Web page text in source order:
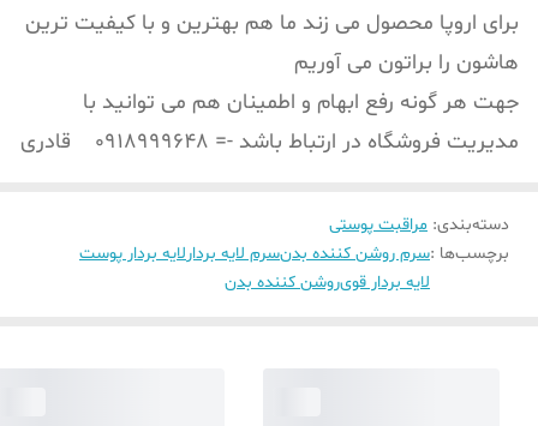
برای اروپا محصول می زند ما هم بهترین و با کیفیت ترین
هاشون را براتون می آوریم
جهت هر گونه رفع ابهام و اطمینان هم می توانید با
مدیریت فروشگاه در ارتباط باشد -= 0918999648 قادری
دسته‌بندی: مراقبت پوستی
برچسب‌ها :سرم روشن کننده بدنسرم لایه بردارلایه بردار پوست
لایه بردار قویروشن کننده بدن